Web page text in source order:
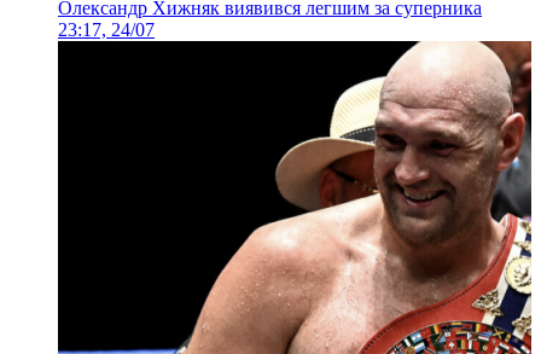
Олександр Хижняк виявився легшим за суперника
23:17, 24/07